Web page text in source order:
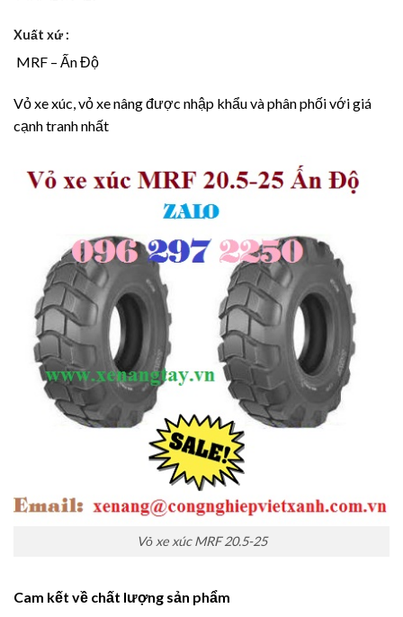
Xuất xứ :
MRF – Ấn Độ
Vỏ xe xúc, vỏ xe nâng được nhập khẩu và phân phối với giá
cạnh tranh nhất
Vỏ xe xúc MRF 20.5-25
Cam kết về chất lượng sản phẩm